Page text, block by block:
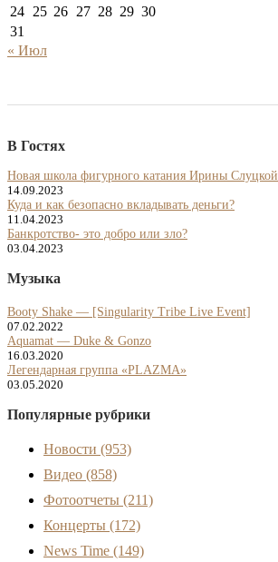
24 25 26 27 28 29 30
31
« Июл
В Гостях
Новая школа фигурного катания Ирины Слуцкой.
14.09.2023
Куда и как безопасно вкладывать деньги?
11.04.2023
Банкротство- это добро или зло?
03.04.2023
Музыка
Booty Shake — [Singularity Tribe Live Event]
07.02.2022
Aquamat — Duke & Gonzo
16.03.2020
Легендарная группа «PLAZMA»
03.05.2020
Популярные рубрики
Новости (953)
Видео (858)
Фотоотчеты (211)
Концерты (172)
News Time (149)